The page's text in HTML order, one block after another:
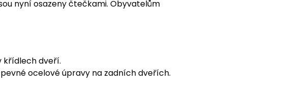
nyní osazeny čtečkami. Obyvatelům
křídlech dveří.
ocelové úpravy na zadních dveřích.